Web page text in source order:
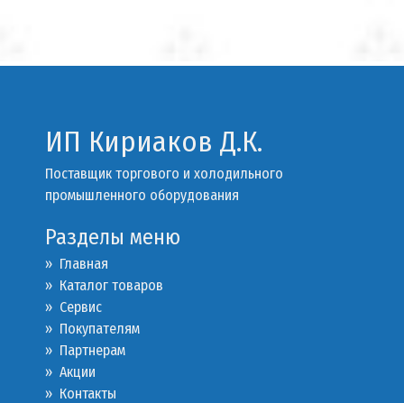
ИП Кириаков Д.К.
Поставщик торгового и холодильного
промышленного оборудования
Разделы меню
» Главная
» Каталог товаров
» Сервис
» Покупателям
» Партнерам
» Акции
» Контакты